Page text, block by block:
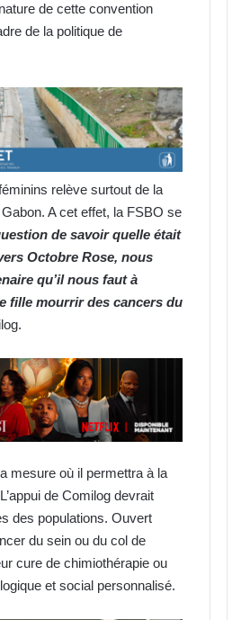
de cette convention
de la politique de
relève surtout de la
A cet effet, la FSBO se
de savoir quelle était
Octobre Rose, nous
qu’il nous faut à
fille mourrir des cancers du
mesure où il permettra à la
de Comilog devrait
des populations. Ouvert
du sein ou du col de
cure de chimiothérapie ou
et social personnalisé.
: la SEEG révèle avoir